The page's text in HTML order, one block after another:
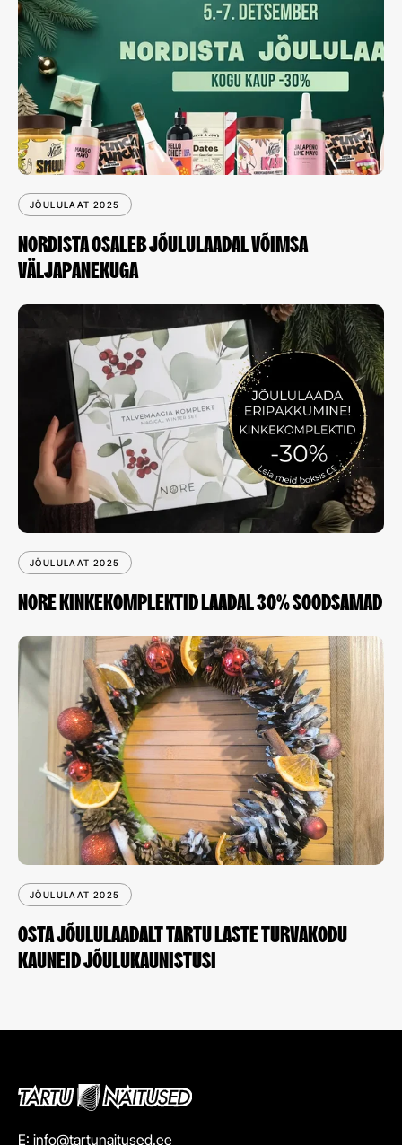
JÕULULAAT 2025
NORDISTA OSALEB JÕULULAADAL VÕIMSA
VÄLJAPANEKUGA
JÕULULAAT 2025
NORE KINKEKOMPLEKTID LAADAL 30% SOODSAMAD
JÕULULAAT 2025
OSTA JÕULULAADALT TARTU LASTE TURVAKODU
KAUNEID JÕULUKAUNISTUSI
E: info@tartunaitused.ee